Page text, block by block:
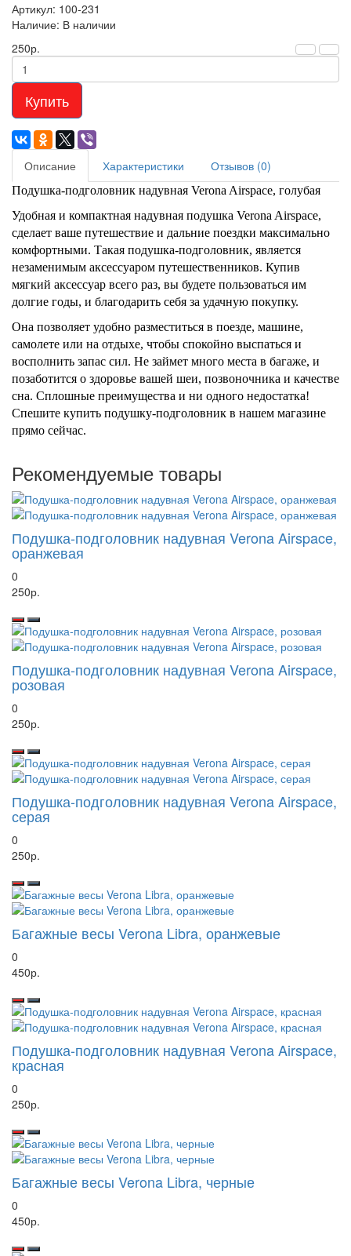
Артикул: 100-231
Наличие: В наличии
250р.
Купить
Описание Характеристики Отзывов (0)
Подушка-подголовник надувная Verona Airspace, голубая
Удобная и компактная надувная подушка Verona Airspace,
сделает ваше путешествие и дальние поездки максимально
комфортными. Такая подушка-подголовник, является
незаменимым аксессуаром путешественников. Купив
мягкий аксессуар всего раз, вы будете пользоваться им
долгие годы, и благодарить себя за удачную покупку.
Она позволяет удобно разместиться в поезде, машине,
самолете или на отдыхе, чтобы спокойно выспаться и
восполнить запас сил. Не займет много места в багаже, и
позаботится о здоровье вашей шеи, позвоночника и качестве
сна. Сплошные преимущества и ни одного недостатка!
Спешите купить подушку-подголовник в нашем магазине
прямо сейчас.
Рекомендуемые товары
Подушка-подголовник надувная Verona Airspace,
оранжевая
0
250р.
Подушка-подголовник надувная Verona Airspace,
розовая
0
250р.
Подушка-подголовник надувная Verona Airspace,
серая
0
250р.
Багажные весы Verona Libra, оранжевые
0
450р.
Подушка-подголовник надувная Verona Airspace,
красная
0
250р.
Багажные весы Verona Libra, черные
0
450р.